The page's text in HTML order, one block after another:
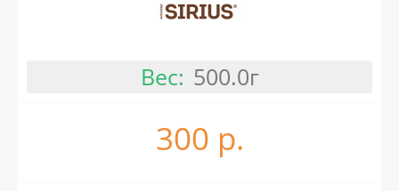
Вес: 500.0г
300 р.